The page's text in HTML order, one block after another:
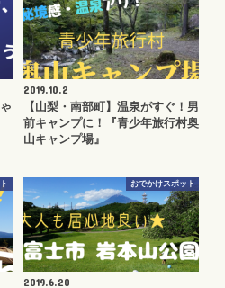
2019.10.2
【山梨・南部町】温泉がすぐ！男
前キャンプに！『青少年旅行村奥
山キャンプ場』
おでかけスポット
2019.6.20